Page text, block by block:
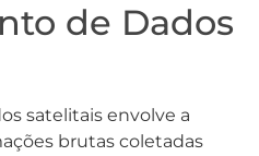
de Dados
satelitais envolve a
brutas coletadas